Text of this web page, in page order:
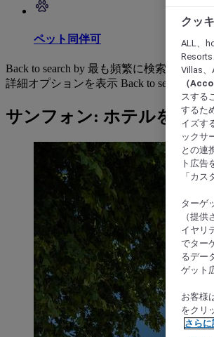
ペット同伴可
Back to search by 最も頻繁に検索されて
詳細オプションを表示 Back to search by
サンフォン: ホテルを検索
クッ
ALL、
Villas、
（
スする
するた
イズす
ックサ
との連
ト広告
「カ
ターゲ
（提
イヤリ
でター
るデー
ゲット
お客様
をクリ
さらに